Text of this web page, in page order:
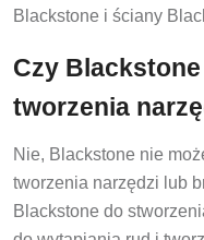
Blackstone i ściany
Czy
tworzenia
Nie, Blackstone nie
tworzenia narzędzi lub
Blackstone do